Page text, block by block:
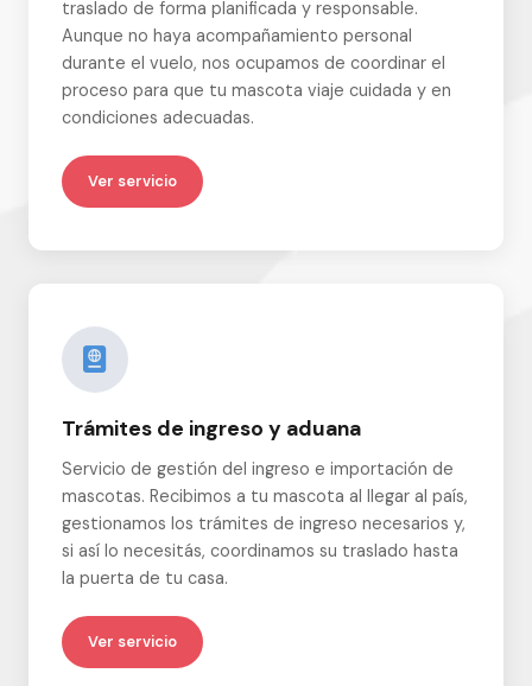
traslado de forma planificada y responsable.
Aunque no haya acompañamiento personal
durante el vuelo, nos ocupamos de coordinar el
proceso para que tu mascota viaje cuidada y en
condiciones adecuadas.
Ver servicio
Trámites de ingreso y aduana
Servicio de gestión del ingreso e importación de
mascotas. Recibimos a tu mascota al llegar al país,
gestionamos los trámites de ingreso necesarios y,
si así lo necesitás, coordinamos su traslado hasta
la puerta de tu casa.
Ver servicio